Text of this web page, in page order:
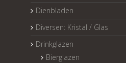
Dienbladen
Diversen: Kristal / Glas
Drinkglazen
Bierglazen